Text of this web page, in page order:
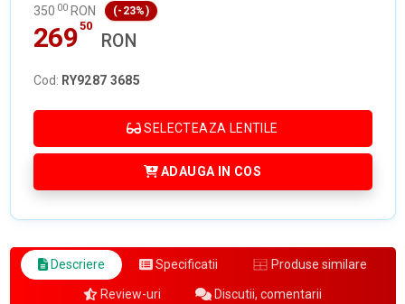
350 00 RON (-23%)
26950
RON
Cod: RY9287 3685
SELECTEAZA LENTILE
ADAUGA IN COS
Descriere Specificatii Produse similare
Review-uri Discutii, comentarii